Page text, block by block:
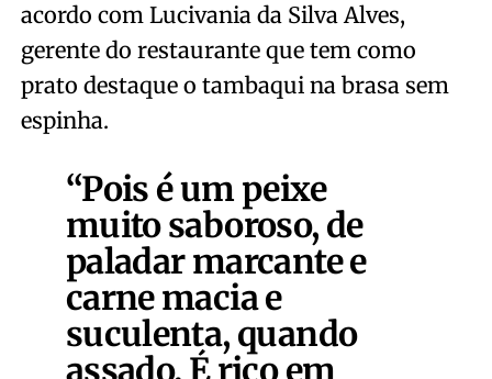
acordo com Lucivania da Silva Alves,
gerente do restaurante que tem como
prato destaque o tambaqui na brasa sem
espinha.
“Pois é um peixe
muito saboroso, de
paladar marcante e
carne macia e
suculenta, quando
assado. É rico em